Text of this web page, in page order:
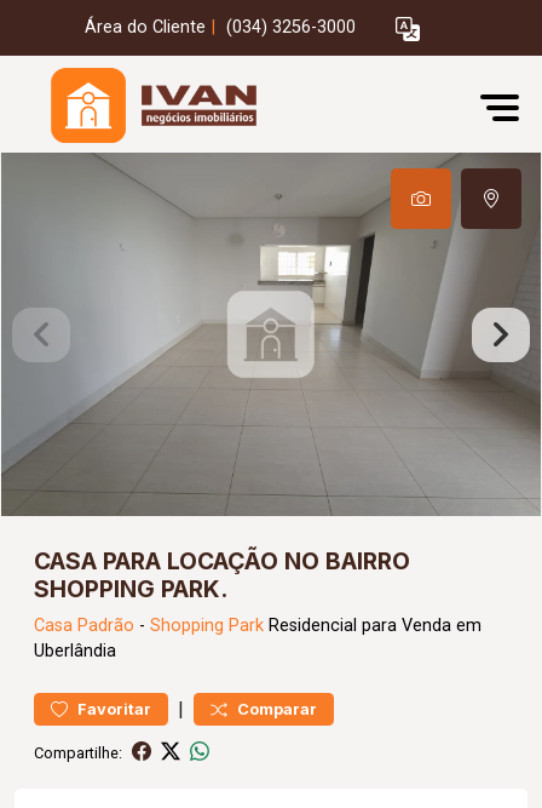
Área do Cliente (034) 3256-3000
CASA PARA LOCAÇÃO NO BAIRRO
SHOPPING PARK.
Casa Padrão - Shopping Park Residencial para Venda em
Uberlândia
Favoritar | Comparar
Compartilhe: